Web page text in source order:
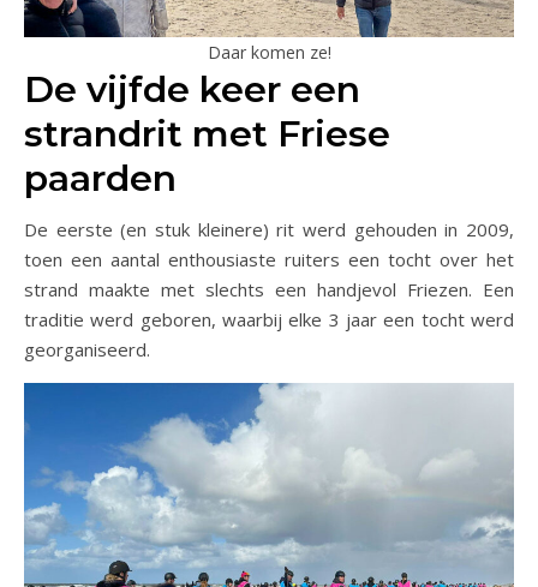
Daar komen ze!
De vijfde keer een
strandrit met Friese
paarden
De eerste (en stuk kleinere) rit werd gehouden in 2009,
toen een aantal enthousiaste ruiters een tocht over het
strand maakte met slechts een handjevol Friezen. Een
traditie werd geboren, waarbij elke 3 jaar een tocht werd
georganiseerd.